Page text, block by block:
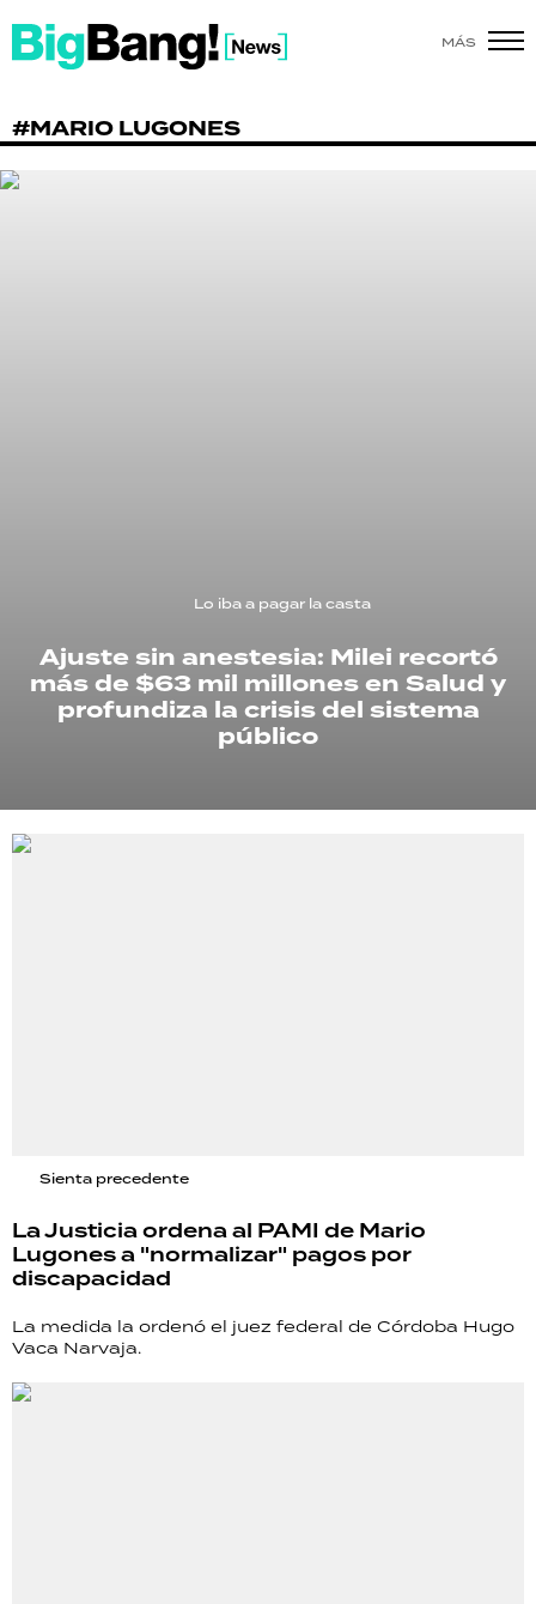
MÁS
#MARIO LUGONES
Lo iba a pagar la casta
Ajuste sin anestesia: Milei recortó
más de $63 mil millones en Salud y
profundiza la crisis del sistema
público
Sienta precedente
La Justicia ordena al PAMI de Mario
Lugones a "normalizar" pagos por
discapacidad
La medida la ordenó el juez federal de Córdoba Hugo
Vaca Narvaja.
SHOW
POLÍTICA
RECETAS
PALABRAS